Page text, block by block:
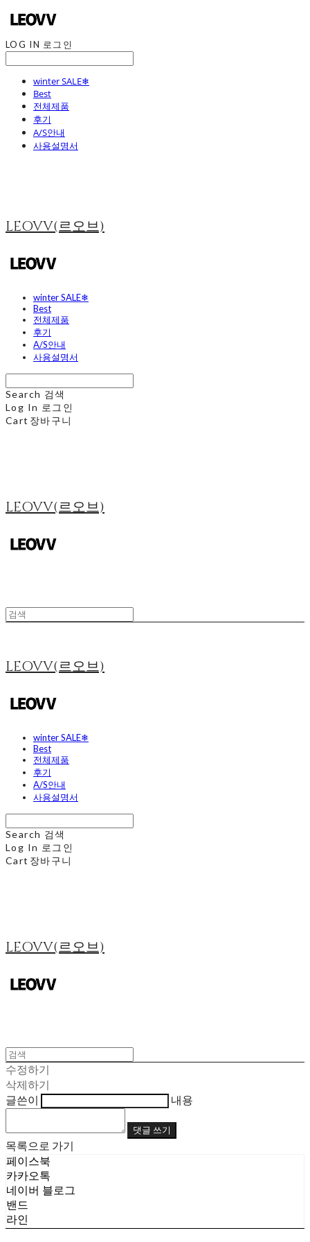
LOG IN 로그인
winter SALE❄
Best
전체제품
후기
A/S안내
사용설명서
LEOVV(르오브)
winter SALE❄
Best
전체제품
후기
A/S안내
사용설명서
Search 검색
Log In 로그인
Cart 장바구니
LEOVV(르오브)
LEOVV(르오브)
winter SALE❄
Best
전체제품
후기
A/S안내
사용설명서
Search 검색
Log In 로그인
Cart 장바구니
LEOVV(르오브)
수정하기
삭제하기
글쓴이
내용
댓글 쓰기
목록으로 가기
페이스북
카카오톡
네이버 블로그
밴드
라인